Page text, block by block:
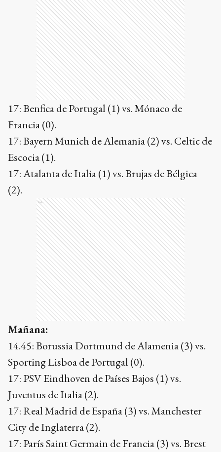
17: Benfica de Portugal (1) vs. Mónaco de
Francia (0).
17: Bayern Munich de Alemania (2) vs. Celtic de
Escocia (1).
17: Atalanta de Italia (1) vs. Brujas de Bélgica
(2).
Ads
Mañana:
14.45: Borussia Dortmund de Alamenia (3) vs.
Sporting Lisboa de Portugal (0).
17: PSV Eindhoven de Países Bajos (1) vs.
Juventus de Italia (2).
17: Real Madrid de España (3) vs. Manchester
City de Inglaterra (2).
17: París Saint Germain de Francia (3) vs. Brest